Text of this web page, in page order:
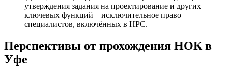
утверждения задания на проектирование и других
ключевых функций – исключительное право
специалистов, включённых в НРС.
Перспективы от прохождения НОК в
Уфе